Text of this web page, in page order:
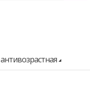
антивозрастная